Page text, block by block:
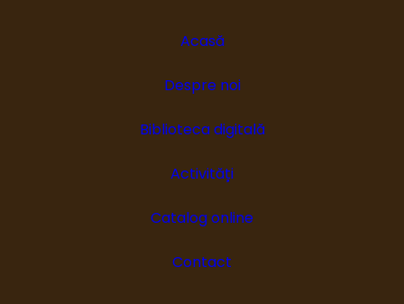
Acasă
Despre noi
Biblioteca digitală
Activități
Catalog online
Contact